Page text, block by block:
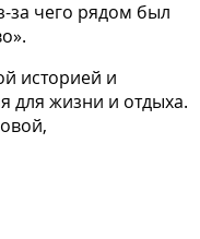
за чего рядом был
историей и
для жизни и отдыха.